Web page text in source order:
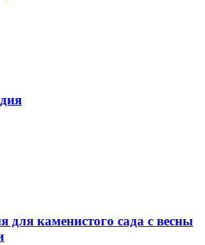
для каменистого сада с весны